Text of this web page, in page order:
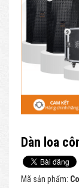
Dàn loa
Mã sản phẩm: